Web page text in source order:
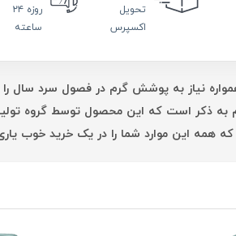
تحویل
اکسپرس
روزه ۲۴
ساعته
نیاز به پوشش گرم در فصول سرد سال را
به ذکر است که این محصول توسط گروه